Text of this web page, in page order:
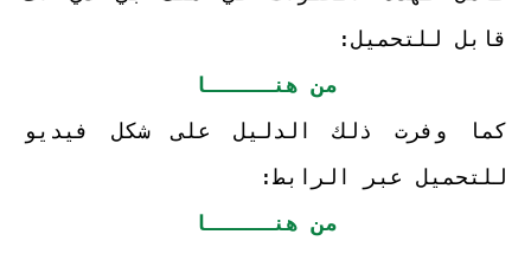
قابل للتحميل:
من هنـــــا
كما وفرت ذلك الدليل على شكل فيديو
للتحميل عبر الرابط:
من هنـــــا